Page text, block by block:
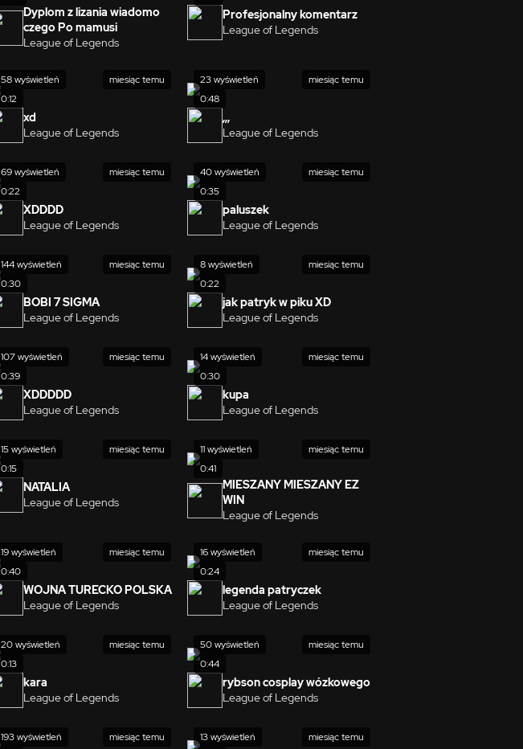
Dyplom z lizania wiadomo
czego Po mamusi
League of Legends
Profesjonalny komentarz
League of Legends
0:12
58 wyświetleń miesiąc temu
xd
League of Legends
0:48
23 wyświetleń miesiąc temu
,,,
League of Legends
0:22
69 wyświetleń miesiąc temu
XDDDD
League of Legends
0:35
40 wyświetleń miesiąc temu
paluszek
League of Legends
0:30
144 wyświetleń miesiąc temu
BOBI 7 SIGMA
League of Legends
0:22
8 wyświetleń miesiąc temu
jak patryk w piku XD
League of Legends
0:39
107 wyświetleń miesiąc temu
XDDDDD
League of Legends
0:30
14 wyświetleń miesiąc temu
kupa
League of Legends
0:15
15 wyświetleń miesiąc temu
NATALIA
League of Legends
0:41
11 wyświetleń miesiąc temu
MIESZANY MIESZANY EZ
WIN
League of Legends
0:40
19 wyświetleń miesiąc temu
WOJNA TURECKO POLSKA
League of Legends
0:24
16 wyświetleń miesiąc temu
legenda patryczek
League of Legends
0:13
20 wyświetleń miesiąc temu
kara
League of Legends
0:44
50 wyświetleń miesiąc temu
rybson cosplay wózkowego
League of Legends
193 wyświetleń miesiąc temu 13 wyświetleń miesiąc temu